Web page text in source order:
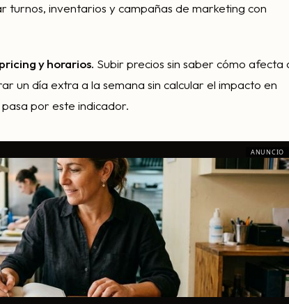
turnos, inventarios y campañas de marketing con
y horarios. Subir precios sin saber cómo afecta
un día extra a la semana sin calcular el impacto en
por este indicador.
ANUNCIO